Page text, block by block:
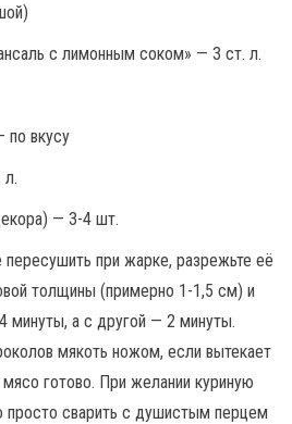
с лимонным соком» — 3 ст. л.
вкусу
л.
— 3-4 шт.
при жарке, разрежьте её
толщины (примерно 1-1,5 см) и
минуты, а с другой — 2 минуты.
мякоть ножом, если вытекает
готово. При желании куриную
просто сварить с душистым перцем